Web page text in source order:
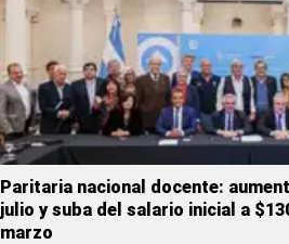
Paritaria nacional docente:
julio y suba del salario inicial a
marzo